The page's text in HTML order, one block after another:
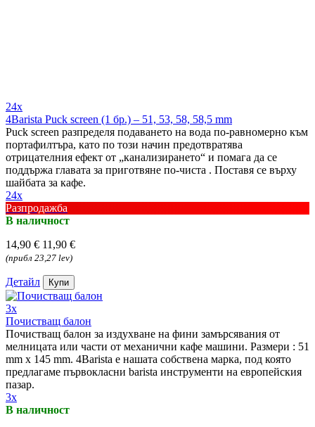
24x
4Barista Puck screen (1 бр.) – 51, 53, 58, 58,5 mm
Puck screen разпределя подаването на вода по-равномерно към
портафилтъра, като по този начин предотвратява
отрицателния ефект от „канализирането“ и помага да се
поддържа главата за приготвяне по-чиста . Поставя се върху
шайбата за кафе.
24x
Разпродажба
В наличност
14,90 € 11,90 €
(прибл 23,27 lev)
Детайл Купи
3x
Почистващ балон
Почистващ балон за издухване на фини замърсявания от
мелницата или части от механични кафе машини. Размери : 51
mm x 145 mm. 4Barista е нашата собствена марка, под която
предлагаме първокласни barista инструменти на европейския
пазар.
3x
В наличност